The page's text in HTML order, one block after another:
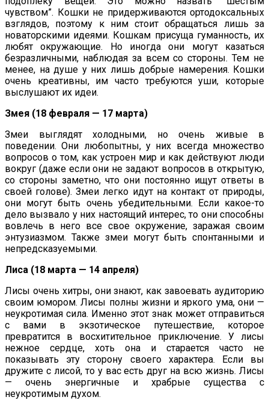
чувством”. Кошки не придерживаются ортодоксальных
взглядов, поэтому к ним стоит обращаться лишь за
новаторскими идеями. Кошкам присуща гуманность, их
любят окружающие. Но иногда они могут казаться
безразличными, наблюдая за всем со стороны. Тем не
менее, на душе у них лишь добрые намерения. Кошки
очень креативны, им часто требуются уши, которые
выслушают их идеи.
Змея (18 февраля — 17 марта)
Змеи выглядят холодными, но очень живые в
поведении. Они любопытны, у них всегда множество
вопросов о том, как устроен мир и как действуют люди
вокруг (даже если они не задают вопросов в открытую,
со стороны заметно, что они постоянно ищут ответы в
своей голове). Змеи легко идут на контакт от природы,
они могут быть очень убедительными. Если какое-то
дело вызвало у них настоящий интерес, то они способны
вовлечь в него все свое окружение, заражая своим
энтузиазмом. Также змеи могут быть спонтанными и
непредсказуемыми.
Лиса (18 марта — 14 апреля)
Лисы очень хитры, они знают, как завоевать аудиторию
своим юмором. Лисы полны жизни и яркого ума, они —
неукротимая сила. Именно этот знак может отправиться
с вами в экзотическое путешествие, которое
превратится в восхитительное приключение. У лисы
нежное сердце, хоть она и старается часто не
показывать эту сторону своего характера. Если вы
дружите с лисой, то у вас есть друг на всю жизнь. Лисы
— очень энергичные и храбрые существа с
неукротимым духом.